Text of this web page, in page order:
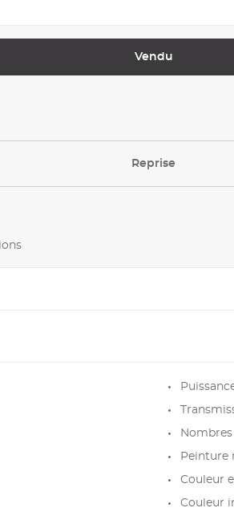
Vendu
Reprise
Peinture
Couleur
Couleur